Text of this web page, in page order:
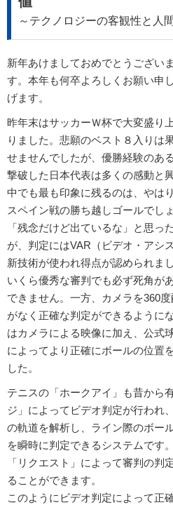
～テクノロジーの客観性と人
新年あけましておめでとうございま
す。本年も何卒よろしくお願い申
げます。
昨年末はサッカーＷ杯で大変盛り
りました。悲願のベスト８入りは
せませんでしたが、優勝経験のあ
撃破した日本代表は多くの感動と
中でも最も印象に残るのは、やは
スペイン戦の勝ち越しゴールでし
「残念だけど出ているな」と思っ
が、判定にはVAR（ビデオ・アシ
新技術が使われ得点が認められまし
いくら優秀な審判でも必ず死角が
できません。一方、カメラを360
がなく正確な判定ができるように
はカメラによる映像に加え、公式
によってより正確にボールの位置
した。
テニスの「ホークアイ」も昔から
ジ」によってビデオ判定が行われ
の軌道を解析し、ライン際のボー
を瞬時に判定できるシステムです
「リクエスト」によって審判の判
ることができます。
このようにビデオ判定によって正